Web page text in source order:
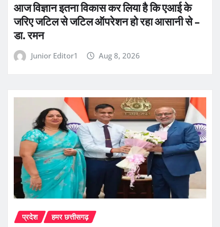
आज विज्ञान इतना विकास कर लिया है कि एआई के
जरिए जटिल से जटिल ऑपरेशन हो रहा आसानी से –
डा. रमन
Junior Editor1 Aug 8, 2026
प्रदेश हमर छत्तीसगढ़